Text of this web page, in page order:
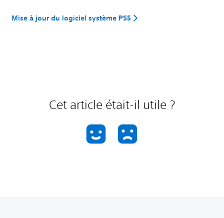
Mise à jour du logiciel système PS5
Cet article était-il utile ?